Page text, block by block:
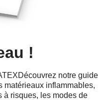
!
notre guide
matérieaux inflammables,
à risques, les modes de